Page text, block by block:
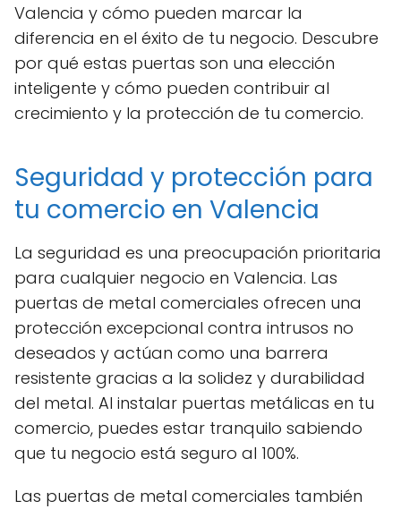
Valencia y cómo pueden marcar la
diferencia en el éxito de tu negocio. Descubre
por qué estas puertas son una elección
inteligente y cómo pueden contribuir al
crecimiento y la protección de tu comercio.
Seguridad y protección para
tu comercio en Valencia
La seguridad es una preocupación prioritaria
para cualquier negocio en Valencia. Las
puertas de metal comerciales ofrecen una
protección excepcional contra intrusos no
deseados y actúan como una barrera
resistente gracias a la solidez y durabilidad
del metal. Al instalar puertas metálicas en tu
comercio, puedes estar tranquilo sabiendo
que tu negocio está seguro al 100%.
Las puertas de metal comerciales también